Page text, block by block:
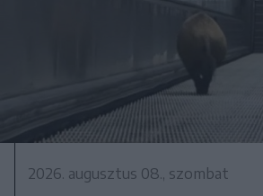
2026. augusztus 08., szombat